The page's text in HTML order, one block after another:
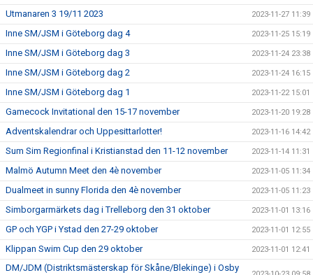
Utmanaren 3 19/11 2023 2023-11-27 11:39
Inne SM/JSM i Göteborg dag 4 2023-11-25 15:19
Inne SM/JSM i Göteborg dag 3 2023-11-24 23:38
Inne SM/JSM i Göteborg dag 2 2023-11-24 16:15
Inne SM/JSM i Göteborg dag 1 2023-11-22 15:01
Gamecock Invitational den 15-17 november 2023-11-20 19:28
Adventskalendrar och Uppesittarlotter! 2023-11-16 14:42
Sum Sim Regionfinal i Kristianstad den 11-12 november 2023-11-14 11:31
Malmö Autumn Meet den 4è november 2023-11-05 11:34
Dualmeet in sunny Florida den 4è november 2023-11-05 11:23
Simborgarmärkets dag i Trelleborg den 31 oktober 2023-11-01 13:16
GP och YGP i Ystad den 27-29 oktober 2023-11-01 12:55
Klippan Swim Cup den 29 oktober 2023-11-01 12:41
DM/JDM (Distriktsmästerskap för Skåne/Blekinge) i Osby